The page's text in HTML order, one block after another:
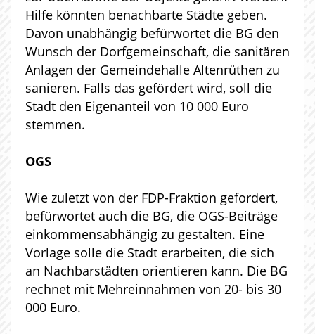
Hilfe könnten benachbarte Städte geben.
Davon unabhängig befürwortet die BG den
Wunsch der Dorfgemeinschaft, die sanitären
Anlagen der Gemeindehalle Altenrüthen zu
sanieren. Falls das gefördert wird, soll die
Stadt den Eigenanteil von 10 000 Euro
stemmen.
OGS
Wie zuletzt von der FDP-Fraktion gefordert,
befürwortet auch die BG, die OGS-Beiträge
einkommensabhängig zu gestalten. Eine
Vorlage solle die Stadt erarbeiten, die sich
an Nachbarstädten orientieren kann. Die BG
rechnet mit Mehreinnahmen von 20- bis 30
000 Euro.